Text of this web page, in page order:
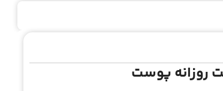
روزانه پوست